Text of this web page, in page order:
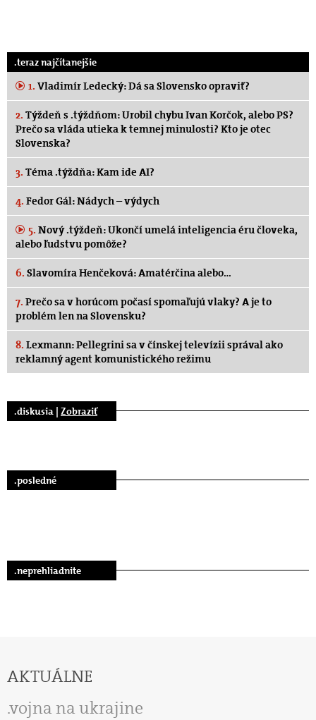
.teraz najčítanejšie
1. Vladimír Ledecký: Dá sa Slovensko opraviť?
2. Týždeň s .týždňom: Urobil chybu Ivan Korčok, alebo PS?
Prečo sa vláda utieka k temnej minulosti? Kto je otec
Slovenska?
3. Téma .týždňa: Kam ide AI?
4. Fedor Gál: Nádych – výdych
5. Nový .týždeň: Ukončí umelá inteligencia éru človeka,
alebo ľudstvu pomôže?
6. Slavomíra Henčeková: Amatérčina alebo…
7. Prečo sa v horúcom počasí spomaľujú vlaky? A je to
problém len na Slovensku?
8. Lexmann: Pellegrini sa v čínskej televízii správal ako
reklamný agent komunistického režimu
.diskusia | Zobraziť
.posledné
.neprehliadnite
AKTUÁLNE
vojna na ukrajine